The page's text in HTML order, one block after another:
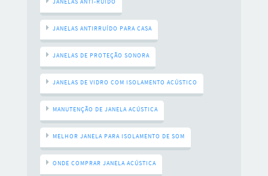
JANELAS ANTIRRUÍDO PARA CASA
JANELAS DE PROTEÇÃO SONORA
JANELAS DE VIDRO COM ISOLAMENTO ACÚSTICO
MANUTENÇÃO DE JANELA ACÚSTICA
MELHOR JANELA PARA ISOLAMENTO DE SOM
ONDE COMPRAR JANELA ACÚSTICA